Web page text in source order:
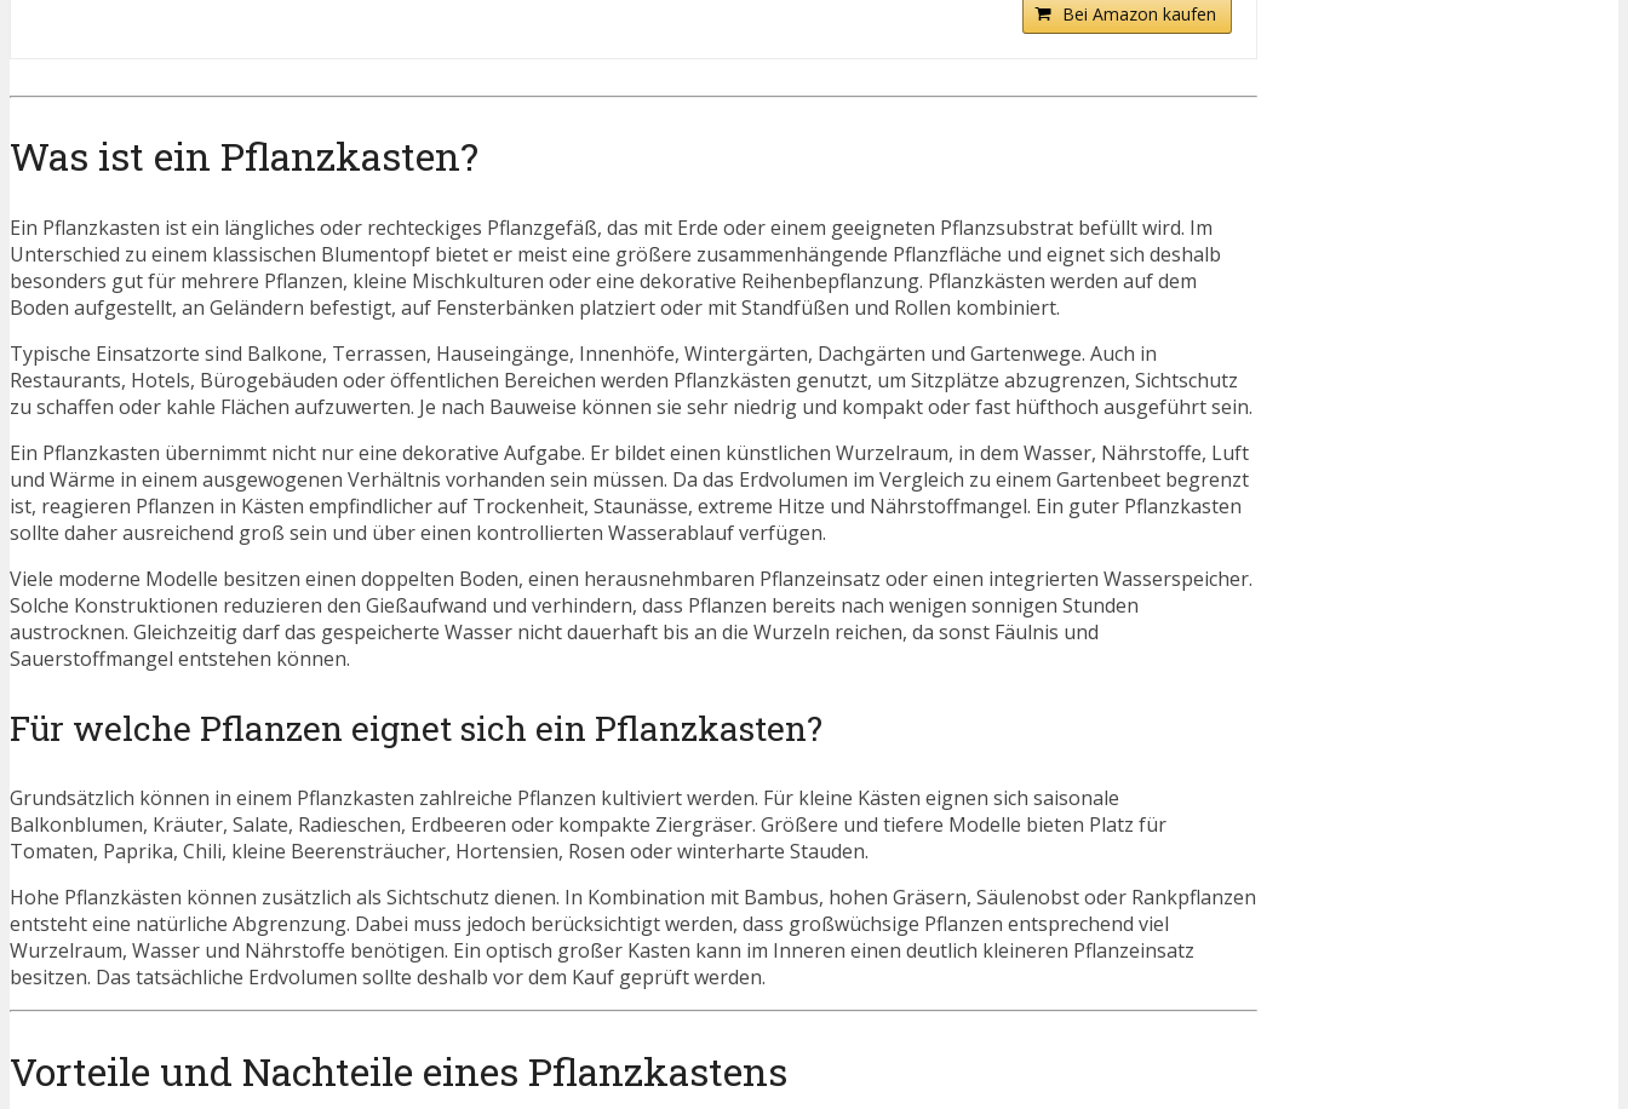
Bei Amazon kaufen
Was ist ein Pflanzkasten?
Ein Pflanzkasten ist ein längliches oder rechteckiges Pflanzgefäß, das mit Erde oder einem geeigneten Pflanzsubstrat befüllt wird. Im
Unterschied zu einem klassischen Blumentopf bietet er meist eine größere zusammenhängende Pflanzfläche und eignet sich deshalb
besonders gut für mehrere Pflanzen, kleine Mischkulturen oder eine dekorative Reihenbepflanzung. Pflanzkästen werden auf dem
Boden aufgestellt, an Geländern befestigt, auf Fensterbänken platziert oder mit Standfüßen und Rollen kombiniert.
Typische Einsatzorte sind Balkone, Terrassen, Hauseingänge, Innenhöfe, Wintergärten, Dachgärten und Gartenwege. Auch in
Restaurants, Hotels, Bürogebäuden oder öffentlichen Bereichen werden Pflanzkästen genutzt, um Sitzplätze abzugrenzen, Sichtschutz
zu schaffen oder kahle Flächen aufzuwerten. Je nach Bauweise können sie sehr niedrig und kompakt oder fast hüfthoch ausgeführt sein.
Ein Pflanzkasten übernimmt nicht nur eine dekorative Aufgabe. Er bildet einen künstlichen Wurzelraum, in dem Wasser, Nährstoffe, Luft
und Wärme in einem ausgewogenen Verhältnis vorhanden sein müssen. Da das Erdvolumen im Vergleich zu einem Gartenbeet begrenzt
ist, reagieren Pflanzen in Kästen empfindlicher auf Trockenheit, Staunässe, extreme Hitze und Nährstoffmangel. Ein guter Pflanzkasten
sollte daher ausreichend groß sein und über einen kontrollierten Wasserablauf verfügen.
Viele moderne Modelle besitzen einen doppelten Boden, einen herausnehmbaren Pflanzeinsatz oder einen integrierten Wasserspeicher.
Solche Konstruktionen reduzieren den Gießaufwand und verhindern, dass Pflanzen bereits nach wenigen sonnigen Stunden
austrocknen. Gleichzeitig darf das gespeicherte Wasser nicht dauerhaft bis an die Wurzeln reichen, da sonst Fäulnis und
Sauerstoffmangel entstehen können.
Für welche Pflanzen eignet sich ein Pflanzkasten?
Grundsätzlich können in einem Pflanzkasten zahlreiche Pflanzen kultiviert werden. Für kleine Kästen eignen sich saisonale
Balkonblumen, Kräuter, Salate, Radieschen, Erdbeeren oder kompakte Ziergräser. Größere und tiefere Modelle bieten Platz für
Tomaten, Paprika, Chili, kleine Beerensträucher, Hortensien, Rosen oder winterharte Stauden.
Hohe Pflanzkästen können zusätzlich als Sichtschutz dienen. In Kombination mit Bambus, hohen Gräsern, Säulenobst oder Rankpflanzen
entsteht eine natürliche Abgrenzung. Dabei muss jedoch berücksichtigt werden, dass großwüchsige Pflanzen entsprechend viel
Wurzelraum, Wasser und Nährstoffe benötigen. Ein optisch großer Kasten kann im Inneren einen deutlich kleineren Pflanzeinsatz
besitzen. Das tatsächliche Erdvolumen sollte deshalb vor dem Kauf geprüft werden.
Vorteile und Nachteile eines Pflanzkastens